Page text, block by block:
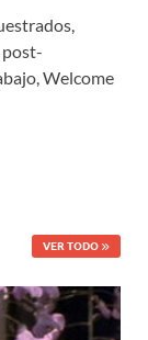
post-
Welcome
VER TODO